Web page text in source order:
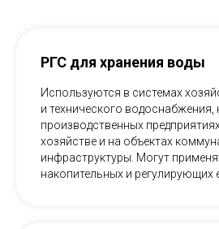
РГС для хранения воды
Используются в системах
и технического водоснабжения,
производственных
хозяйстве и на объектах
инфраструктуры. Могут
накопительных и регулирующих